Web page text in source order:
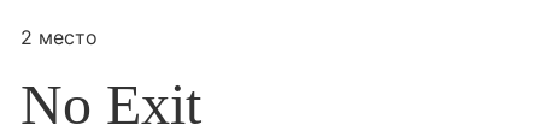
2 место
No Exit